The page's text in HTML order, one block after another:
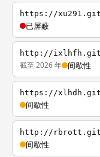
https://
已屏蔽
http://
截至 2026 年 间歇性
https://
间歇性
http://
间歇性